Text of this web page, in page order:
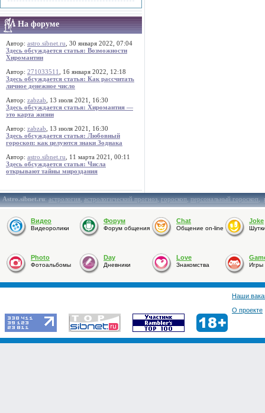
На форуме
Автор: astro.sibnet.ru , 30 января 2022, 07:04
Здесь обсуждается статья: Возможности
Хиромантии
Автор: 271033511
, 16 января 2022, 12:18
Здесь обсуждается статья: Как рассчитать
личное денежное число
Автор: zabzab , 13 июля 2021, 16:30
Здесь обсуждается статья: Хиромантия —
это карта жизни
Автор: zabzab , 13 июля 2021, 16:30
Здесь обсуждается статья: Любовный
гороскоп: как целуются знаки Зодиака
Автор: astro.sibnet.ru , 11 марта 2021, 00:11
Здесь обсуждается статья: Числа
открывают тайны мироздания
Astro.sibnet.ru:астрология,астрологический прогноз,гороскоп,персональный гороскоп,
Видео
Видеоролики
Форум
Форум общения
Chat
Общение on-line
Joke
Photo
Фотоальбомы
Day
Дневники
Love
Знакомства Игры
Наши
О проекте